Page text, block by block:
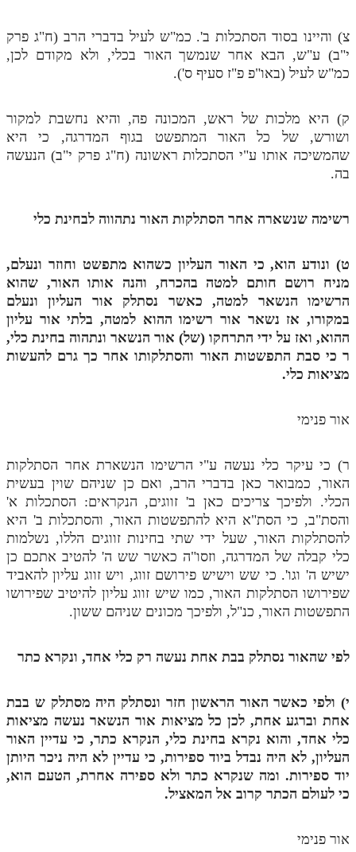
אודות האתר
אתר הבית
לאתר ספר הרב
דף היומי בזוהר הקדוש
צ) והיינו בסוד הסתכלות ב'. כמ"ש לעיל בדברי הרב (ח"ג פרק
י"ב) ע"ש, הבא אחר שנמשך האור בכלי, ולא מקודם לכן,
כמ"ש לעיל (באו"פ פ"ז סעיף ס').
ק) היא מלכות של ראש, המכונה פה, והיא נחשבת למקור
ושורש, של כל האור המתפשט בגוף המדרגה, כי היא
שהמשיכה אותו ע"י הסתכלות ראשונה (ח"ג פרק י"ב) הנעשה
בה.
רשימה שנשארה אחר הסתלקות האור נתהווה לבחינת כלי
ט) ונודע הוא, כי האור העליון כשהוא מתפשט וחוזר ונעלם,
מניח רושם חותם למטה בהכרח, והנה אותו האור, שהוא
הרשימו הנשאר למטה, כאשר נסתלק אור העליון ונעלם
במקורו, אז נשאר אור רשימו ההוא למטה, בלתי אור עליון
ההוא, ואז על ידי התרחקו (של) אור הנשאר ונתהוה בחינת כלי,
ר כי סבת התפשטות האור והסתלקותו אחר כך גרם להעשות
מציאות כלי.
אור פנימי
ר) כי עיקר כלי נעשה ע"י הרשימו הנשארת אחר הסתלקות
האור, כמבואר כאן בדברי הרב, ואם כן שניהם שוין בעשית
הכלי. ולפיכך צריכים כאן ב' זווגים, הנקראים: הסתכלות א'
והסת"ב, כי הסת"א היא להתפשטות האור, והסתכלות ב' היא
להסתלקות האור, שעל ידי שתי בחינות זווגים הללו, נשלמות
כלי קבלה של המדרגה, וזסו"ה כאשר שש ה' להטיב אתכם כן
ישיש ה' וגו'. כי שש וישיש פירושם זווג, ויש זווג עליון להאביד
שפירושו הסתלקות האור, כמו שיש זווג עליון להיטיב שפירושו
התפשטות האור, כנ"ל, ולפיכך מכונים שניהם ששון.
לפי שהאור נסתלק בבת אחת נעשה רק כלי אחד, ונקרא כתר
י) ולפי כאשר האור הראשון חזר ונסתלק היה מסתלקש בבת
אחת וברגע אחת, לכן כל מציאות אור הנשאר נעשה מציאות
כלי אחד, והוא נקרא בחינת כלי, הנקרא כתר, כי עדיין האור
העליון, לא היה נבדל ביוד ספירות, כי עדיין לא היה ניכר היותן
יוד ספירות. ומה שנקרא כתר ולא ספירה אחרת, הטעם הוא,
כי לעולם הכתר קרוב אל המאציל.
אור פנימי